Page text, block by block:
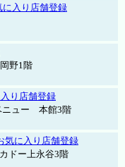
に入り店舗登録
野1階
り店舗登録
ニュー 本館3階
気に入り店舗登録
ドー上永谷3階